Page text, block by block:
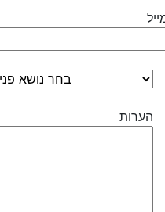
הערות